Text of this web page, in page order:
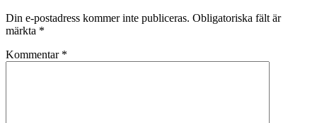
Din e-postadress kommer inte publiceras. Obligatoriska fält är
märkta *
Kommentar *